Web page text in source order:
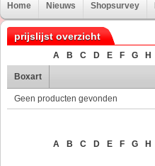
Home Nieuws Shopsurvey
prijslijst overzicht
A B C D E F G H
Boxart
Geen producten gevonden
A B C D E F G H